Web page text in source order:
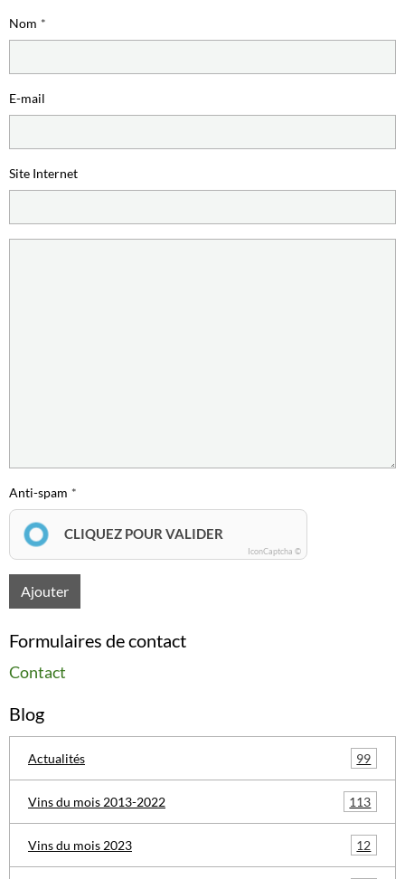
Nom
E-mail
Site Internet
Anti-spam
CLIQUEZ POUR VALIDER
IconCaptcha ©
Ajouter
Formulaires de contact
Contact
Blog
Actualités 99
Vins du mois 2013-2022 113
Vins du mois 2023 12